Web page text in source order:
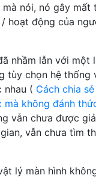
mà nói, nó gây mất
/ hoạt động của
nhầm lẫn với một
tùy chọn hệ thống
nhau ( Cách chia
mà không đánh
vẫn chưa được
vẫn chưa tìm
lý màn hình